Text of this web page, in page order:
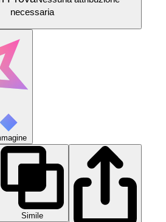
necessaria
Simile